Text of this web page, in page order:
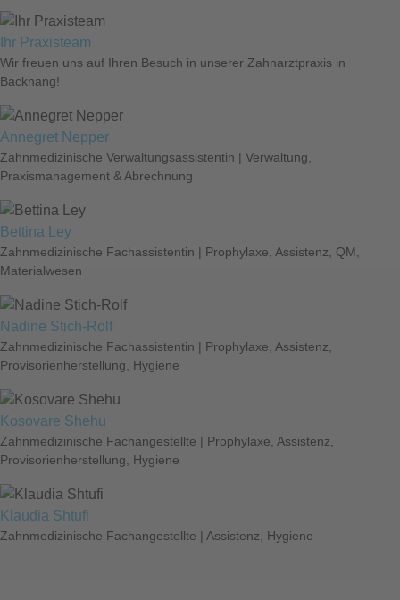
Ihr Praxisteam
Wir freuen uns auf Ihren Besuch in unserer Zahnarztpraxis in
Backnang!
Annegret Nepper
Zahnmedizinische Verwaltungsassistentin | Verwaltung,
Praxismanagement & Abrechnung
Bettina Ley
Zahnmedizinische Fachassistentin | Prophylaxe, Assistenz, QM,
Materialwesen
Nadine Stich-Rolf
Zahnmedizinische Fachassistentin | Prophylaxe, Assistenz,
Provisorienherstellung, Hygiene
Kosovare Shehu
Zahnmedizinische Fachangestellte | Prophylaxe, Assistenz,
Provisorienherstellung, Hygiene
Klaudia Shtufi
Zahnmedizinische Fachangestellte | Assistenz, Hygiene